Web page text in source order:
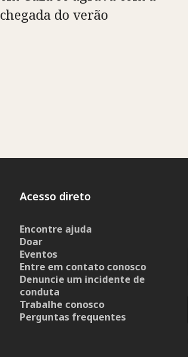
chegada do verão
Acesso direto
Encontre ajuda
Doar
Eventos
Entre em contato conosco
Denuncie um incidente de
conduta
Trabalhe conosco
Perguntas frequentes